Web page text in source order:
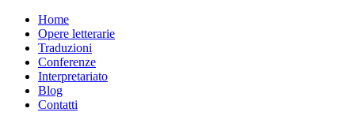
principale
Primær
navigation
Home
Opere letterarie
Traduzioni
Conferenze
Interpretariato
Blog
Contatti